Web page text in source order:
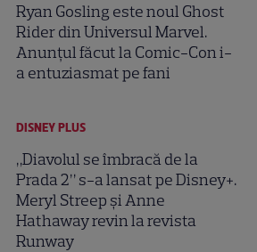
Ryan Gosling este noul Ghost
Rider din Universul Marvel.
Anunțul făcut la Comic-Con i-
a entuziasmat pe fani
DISNEY PLUS
„Diavolul se îmbracă de la
Prada 2” s-a lansat pe Disney+.
Meryl Streep și Anne
Hathaway revin la revista
Runway